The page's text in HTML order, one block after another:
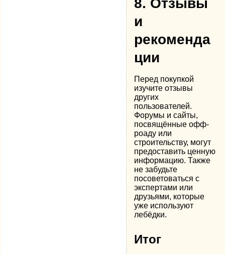
8. Отзывы
и
рекоменда
ции
Перед покупкой
изучите отзывы
других
пользователей.
Форумы и сайты,
посвящённые офф-
роаду или
строительству, могут
предоставить ценную
информацию. Также
не забудьте
посоветоваться с
экспертами или
друзьями, которые
уже используют
лебёдки.
Итог